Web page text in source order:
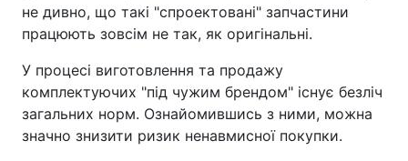
не дивно, що такі "спроектовані" запчастини
працюють зовсім не так, як оригінальні.
У процесі виготовлення та продажу
комплектуючих "під чужим брендом" існує безліч
загальних норм. Ознайомившись з ними, можна
значно знизити ризик ненавмисної покупки.